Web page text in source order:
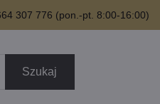
307 776 (pon.-pt. 8:00-16:00)
Szukaj